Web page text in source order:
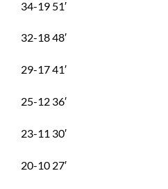
34-19 51′
32-18 48′
29-17 41′
25-12 36′
23-11 30′
20-10 27′